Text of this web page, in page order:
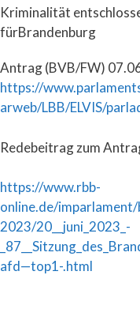
Kriminalität
fürBrandenburg
Antrag (BVB/FW)
https://
arweb/LBB/ELVIS/
Redebeitrag zum
https://www.rbb-
online.de/
2023/20__juni_2023_-
afd—top1-.html